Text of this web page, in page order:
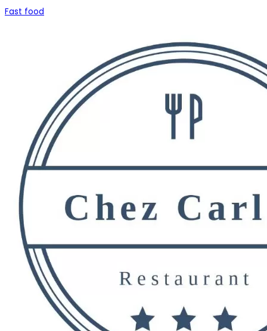
Fast food